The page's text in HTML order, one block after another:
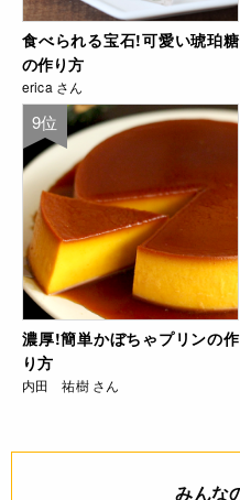
食べられる宝石!可愛い琥珀糖
の作り方
erica さん
9位
濃厚!簡単かぼちゃプリンの作
り方
内田 祐樹 さん
みんな